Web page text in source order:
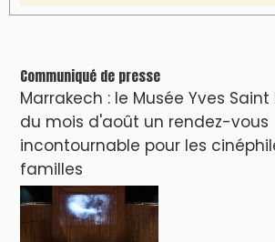
Communiqué de presse
Marrakech : le Musée Yves
du mois d'août un rendez-vous
incontournable pour les
familles